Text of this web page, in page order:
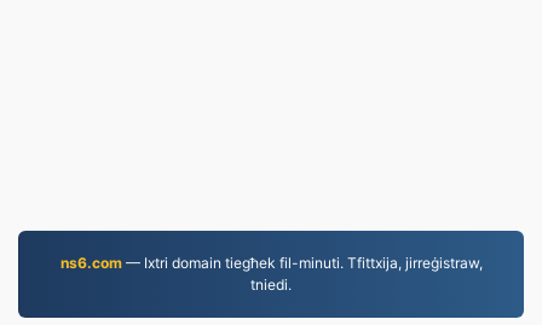
ns6.com— Ixtri domain tiegħek fil-minuti. Tfittxija, jirreġistraw,
tniedi.